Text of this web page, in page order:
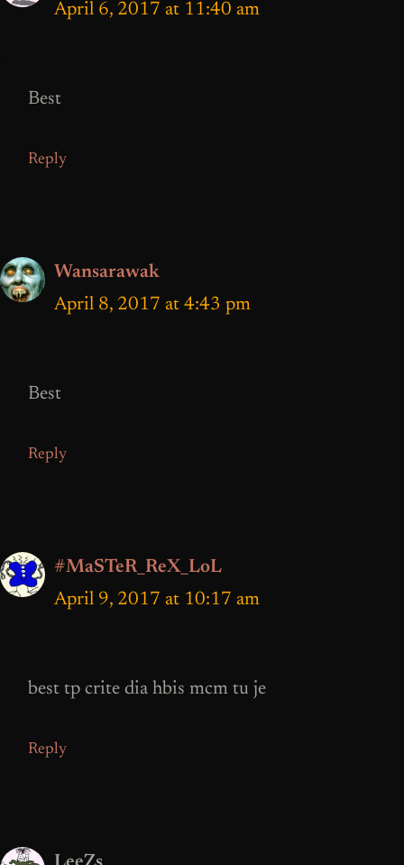
April 6, 2017 at 11:40 am
Best
Reply
Wansarawak
April 8, 2017 at 4:43 pm
Best
Reply
#MaSTeR_ReX_LoL
April 9, 2017 at 10:17 am
best tp crite dia hbis mcm tu je
Reply